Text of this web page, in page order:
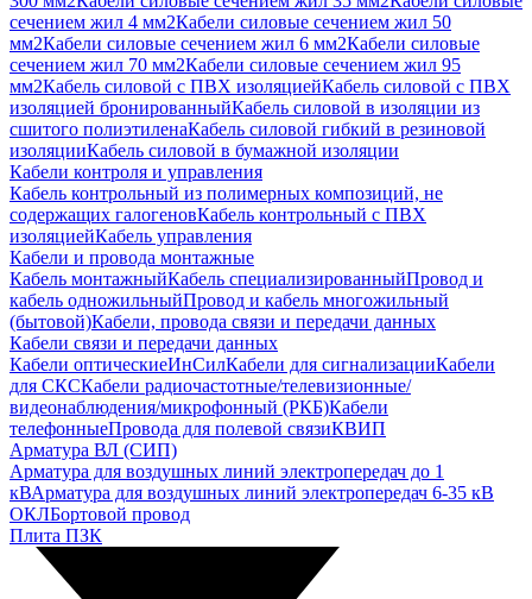
сечением жил 4 мм2Кабели силовые сечением жил 50
мм2Кабели силовые сечением жил 6 мм2Кабели силовые
сечением жил 70 мм2Кабели силовые сечением жил 95
мм2Кабель силовой с ПВХ изоляциейКабель силовой с ПВХ
изоляцией бронированныйКабель силовой в изоляции из
сшитого полиэтиленаКабель силовой гибкий в резиновой
изоляцииКабель силовой в бумажной изоляции
Кабели контроля и управления
Кабель контрольный из полимерных композиций, не
содержащих галогеновКабель контрольный с ПВХ
изоляциейКабель управления
Кабели и провода монтажные
Кабель монтажныйКабель специализированныйПровод и
кабель одножильныйПровод и кабель многожильный
(бытовой)Кабели, провода связи и передачи данных
Кабели связи и передачи данных
Кабели оптическиеИнСилКабели для сигнализацииКабели
для СКСКабели радиочастотные/телевизионные/
видеонаблюдения/микрофонный (РКБ)Кабели
телефонныеПровода для полевой связиКВИП
Арматура ВЛ (СИП)
Арматура для воздушных линий электропередач до 1
кВАрматура для воздушных линий электропередач 6-35 кВ
ОКЛБортовой провод
Плита ПЗК